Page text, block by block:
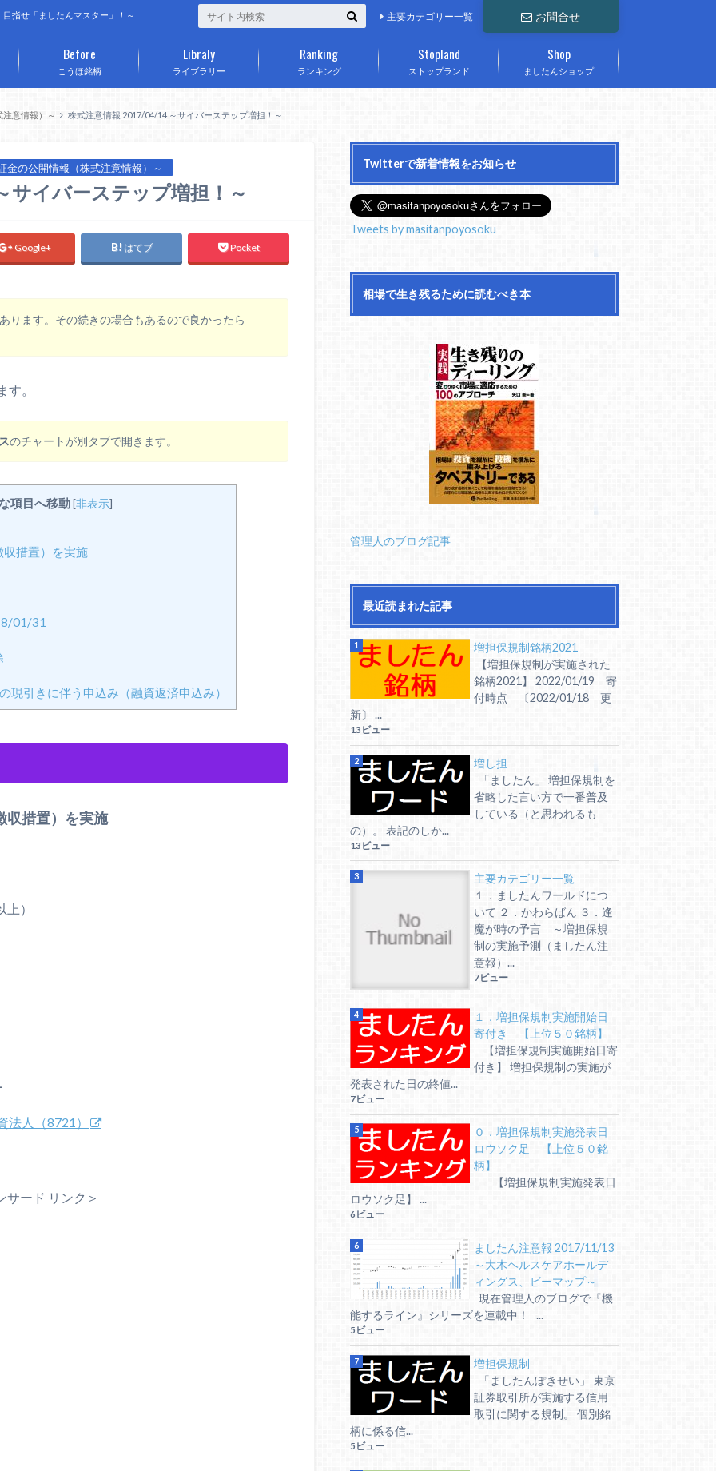
指せ「ましたんマスター」！～ お問合せ
主要カテゴリー一覧
こうほ銘柄
Before
ライブラリー
Libraly
ランキング
Ranking
ストップランド
Stopland
ましたんショップ
Shop
意情報）～ 株式注意情報 2017/04/14 ～サイバーステップ増担！～
の公開情報（株式注意情報）～
サイバーステップ増担！～
Google+ はてブ Pocket
ます。その続きの場合もあるので良かったら
。
のチャートが別タブで開きます。
項目へ移動 [非表示]
措置）を実施
01/31
現引きに伴う申込み（融資返済申込み）
収措置）を実施
）
人（8721）
サード リンク＞
Twitterで新着情報をお知らせ
Tweets by masitanpoyosoku
相場で生き残るために読むべき本
管理人のブログ記事
最近読まれた記事
増担保規制銘柄2021
【増担保規制が実施された
銘柄2021】 2022/01/19 寄
付時点 〔2022/01/18 更
新〕 ...
13ビュー
増し担
「ましたん」 増担保規制を
省略した言い方で一番普及
している（と思われるも
の）。 表記のしか...
13ビュー
主要カテゴリー一覧
１．ましたんワールドにつ
いて ２．かわらばん ３．逢
魔が時の予言 ～増担保規
制の実施予測（ましたん注
意報）...
7ビュー
１．増担保規制実施開始日
寄付き 【上位５０銘柄】
【増担保規制実施開始日寄
付き】 増担保規制の実施が
発表された日の終値...
7ビュー
０．増担保規制実施発表日
ロウソク足 【上位５０銘
柄】
【増担保規制実施発表日
ロウソク足】 ...
6ビュー
ましたん注意報 2017/11/13
～大木ヘルスケアホールデ
ィングス、ビーマップ～
現在管理人のブログで『機
能するライン』シリーズを連載中！ ...
5ビュー
増担保規制
「ましたんぽきせい」 東京
証券取引所が実施する信用
取引に関する規制。 個別銘
柄に係る信...
5ビュー